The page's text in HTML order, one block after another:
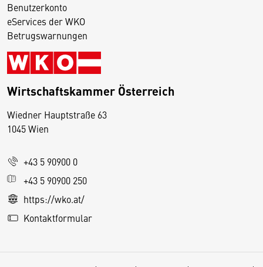
Benutzerkonto
eServices der WKO
Betrugswarnungen
Wirtschaftskammer Österreich
Wiedner Hauptstraße 63
1045 Wien
+43 5 90900 0
+43 5 90900 250
https://wko.at/
Kontaktformular
D
s
e
S
e